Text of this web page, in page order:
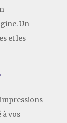
Un
et les
à vos